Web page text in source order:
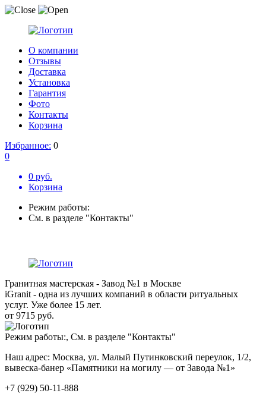
О компании
Отзывы
Доставка
Установка
Гарантия
Фото
Контакты
Корзина
Избранное: 0
0
0 руб.
Корзина
Режим работы:
См. в разделе "Контакты"
Гранитная мастерская - Завод №1 в Москве
iGranit - одна из лучших компаний в области ритуальных
услуг. Уже более 15 лет.
от 9715 руб.
Режим работы:, См. в разделе "Контакты"
Наш адрес: Москва, ул. Малый Путинковский переулок, 1/2,
вывеска-банер «Памятники на могилу — от Завода №1»
+7 (929) 50-11-888